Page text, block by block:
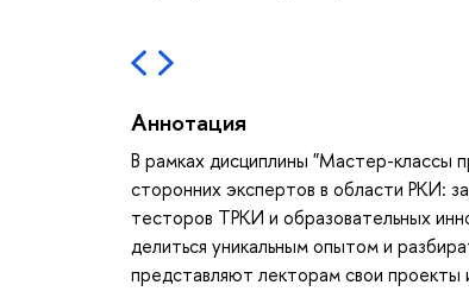
Аннотация
В рамках дисциплины "Мастер-классы
сторонних экспертов в области РКИ:
тесторов ТРКИ и образовательных
делиться уникальным опытом и
представляют лекторам свои проекты